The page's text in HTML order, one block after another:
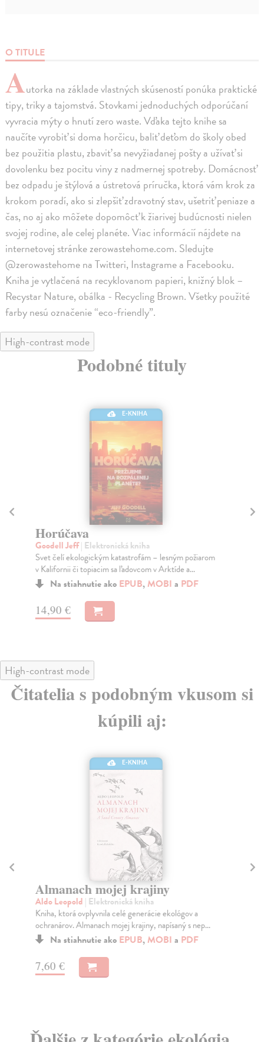
O TITULE
Autorka na základe vlastných skúseností ponúka praktické
tipy, triky a tajomstvá. Stovkami jednoduchých odporúčaní
vyvracia mýty o hnutí zero waste. Vďaka tejto knihe sa
naučíte vyrobiť si doma horčicu, baliť deťom do školy obed
bez použitia plastu, zbaviť sa nevyžiadanej pošty a užívať si
dovolenku bez pocitu viny z nadmernej spotreby. Domácnosť
bez odpadu je štýlová a ústretová príručka, ktorá vám krok za
krokom poradí, ako si zlepšiť zdravotný stav, ušetriť peniaze a
čas, no aj ako môžete dopomôcť k žiarivej budúcnosti nielen
svojej rodine, ale celej planéte. Viac informácií nájdete na
internetovej stránke zerowastehome.com. Sledujte
@zerowastehome na Twitteri, Instagrame a Facebooku.
Kniha je vytlačená na recyklovanom papieri, knižný blok –
Recystar Nature, obálka - Recycling Brown. Všetky použité
farby nesú označenie “eco-friendly”.
High-contrast mode
Podobné tituly
E-KNIHA
Horúčava
Goodell Jeff| Elektronická kniha
Svet čelí ekologickým katastrofám – lesným požiarom
v Kalifornii či topiacim sa ľadovcom v Arktíde a...
Na stiahnutie ako EPUB,MOBI a PDF
14,90 €
High-contrast mode
Čitatelia s podobným vkusom si
kúpili aj:
E-KNIHA
Almanach mojej krajiny
Aldo Leopold | Elektronická kniha
Kniha, ktorá ovplyvnila celé generácie ekológov a
ochranárov. Almanach mojej krajiny, napísaný s nep...
Na stiahnutie ako EPUB,MOBI a PDF
7,60 €